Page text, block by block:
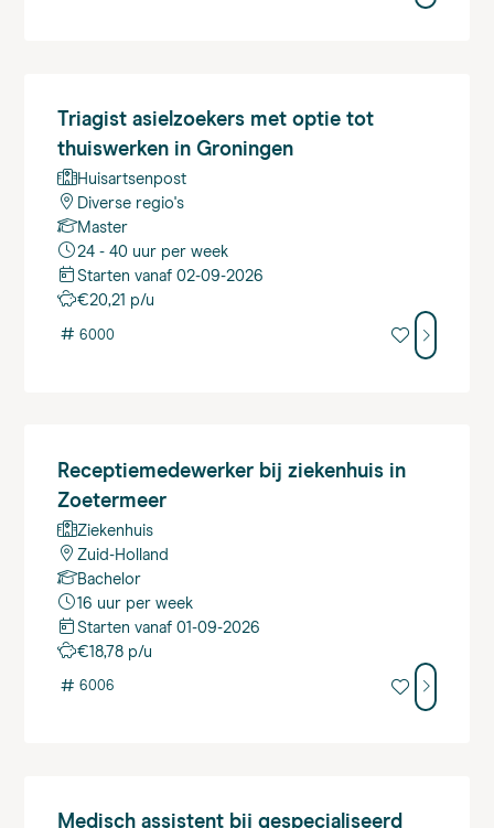
Triagistasielzoekers met optie tot
thuiswerken in Groningen
Huisartsenpost
Diverse regio's
Master
24 - 40 uur per week
Starten vanaf 02-09-2026
€20,21 p/u
# 6000
Receptiemedewerkerbij ziekenhuis in
Zoetermeer
Ziekenhuis
Zuid-Holland
Bachelor
16 uur per week
Starten vanaf 01-09-2026
€18,78 p/u
# 6006
Medischassistent bij gespecialiseerd